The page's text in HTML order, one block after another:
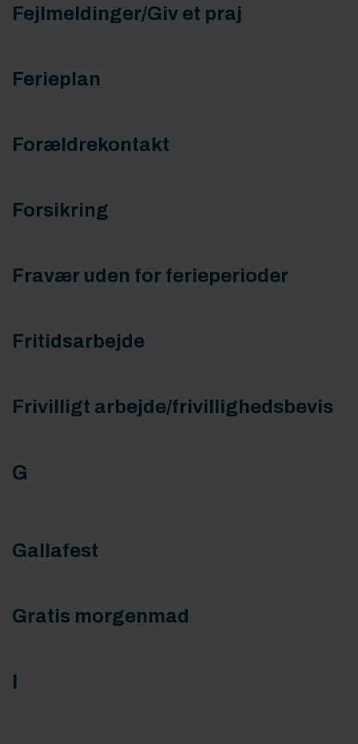
Fejlmeldinger/Giv et praj
Ferieplan
Forældrekontakt
Forsikring
Fravær uden for ferieperioder
Fritidsarbejde
Frivilligt arbejde/frivillighedsbevis
G
Gallafest
Gratis morgenmad